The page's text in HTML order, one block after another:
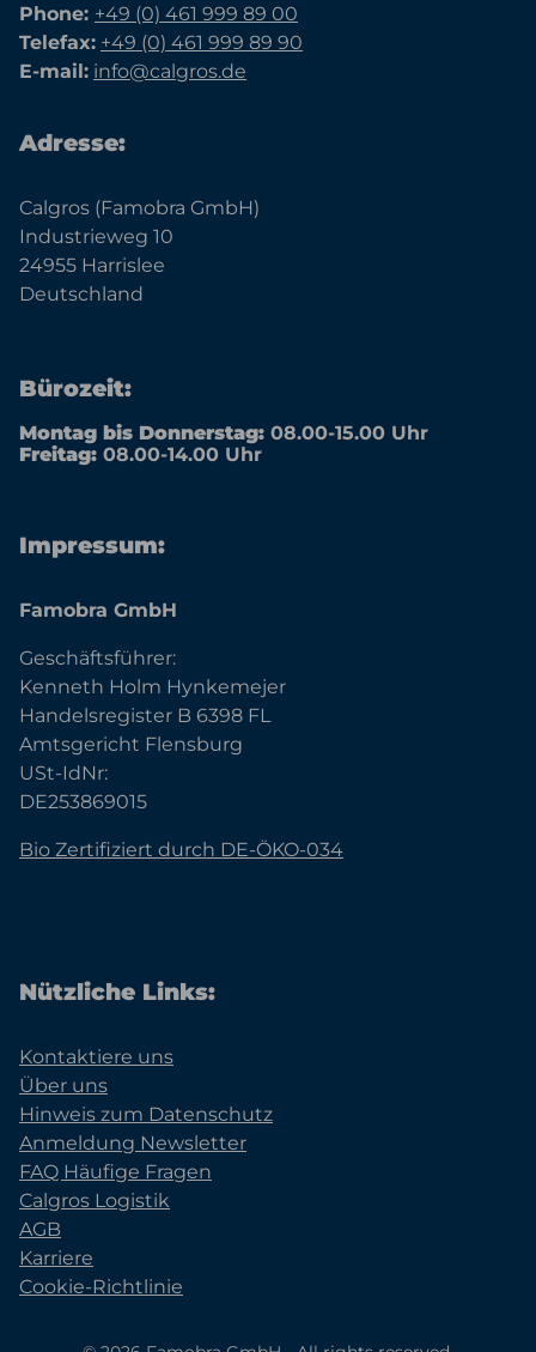
Phone: +49 (0) 461 999 89 00
Telefax: +49 (0) 461 999 89 90
E-mail: info@calgros.de
Adresse:
Calgros (Famobra GmbH)
Industrieweg 10
24955 Harrislee
Deutschland
Bürozeit:
Montag bis Donnerstag: 08.00-15.00 Uhr
Freitag: 08.00-14.00 Uhr
Impressum:
Famobra GmbH
Geschäftsführer:
Kenneth Holm Hynkemejer
Handelsregister B 6398 FL
Amtsgericht Flensburg
USt-IdNr:
DE253869015
Bio Zertifiziert durch DE-ÖKO-034
Nützliche Links:
Kontaktiere uns
Über uns
Hinweis zum Datenschutz
Anmeldung Newsletter
FAQ Häufige Fragen
Calgros Logistik
AGB
Karriere
Cookie-Richtlinie